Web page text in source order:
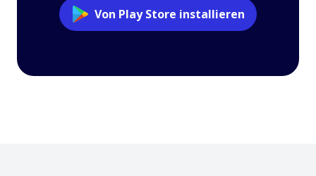
Von Play Store installieren